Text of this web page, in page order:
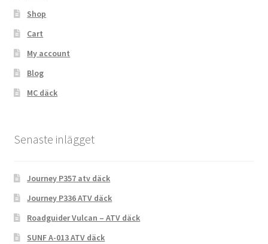
Shop
Cart
My account
Blog
MC däck
Senaste inlägget
Journey P357 atv däck
Journey P336 ATV däck
Roadguider Vulcan – ATV däck
SUNF A-013 ATV däck